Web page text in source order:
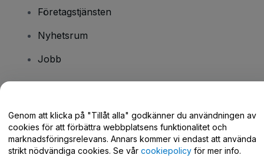
Företagstjänsten
Nyhetsrum
Jobb
Hjälpcenter / Kontakta oss
Genom att klicka på "Tillåt alla" godkänner du användningen av
cookies för att förbättra webbplatsens funktionalitet och
marknadsföringsrelevans. Annars kommer vi endast att använda
strikt nödvändiga cookies. Se vår cookiepolicy för mer info.